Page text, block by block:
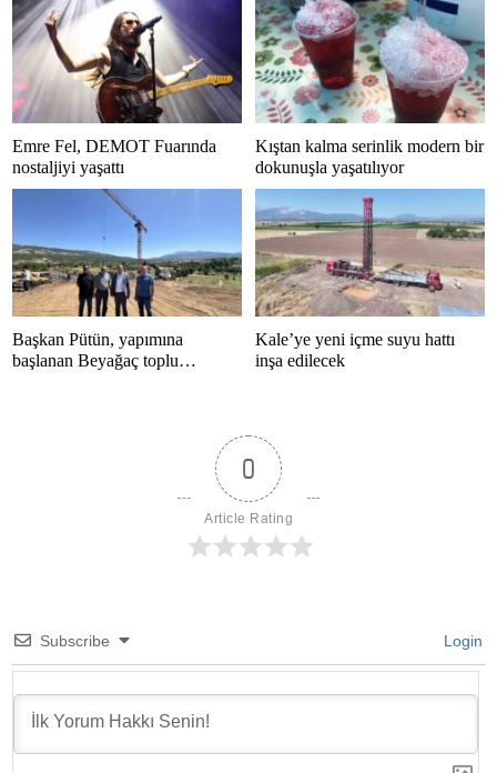
Emre Fel, DEMOT Fuarında
nostaljiyi yaşattı
Kıştan kalma serinlik modern bir
dokunuşla yaşatılıyor
Başkan Pütün, yapımına
başlanan Beyağaç toplu
Kale’ye yeni içme suyu hattı
inşa edilecek
0
Article Rating
Subscribe Login